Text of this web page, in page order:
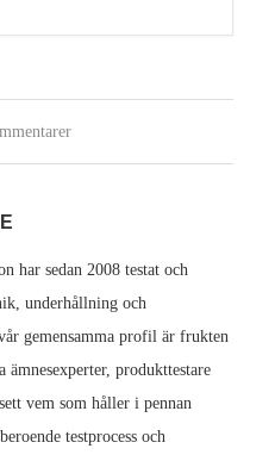
har sedan 2008 testat och
underhållning och
gemensamma profil är frukten
produkttestare
vem som håller i pennan
testprocess och